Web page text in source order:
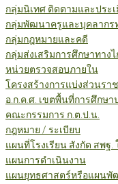
กลุ่มนิเทศ ติดตามและประ
กลุ่มพัฒนาครูและบุคลากร
กลุ่มกฎหมายและคดี
กลุ่มส่งเสริมการศึกษาทางไ
หน่วยตรวจสอบภายใน
โครงสร้างการแบ่งส่วนรา
อ.ก.ค.ศ. เขตพื้นที่การศึกษา
คณะกรรมการ ก.ต.ป.น.
กฎหมาย / ระเบียบ
แผนที่โรงเรียน สังกัด สพฐ
แผนการดำเนินงาน
แผนยุทธศาสตร์หรือแผนพั